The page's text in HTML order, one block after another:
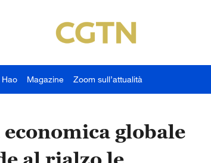
Hao Magazine Zoom sull’attualità
globale